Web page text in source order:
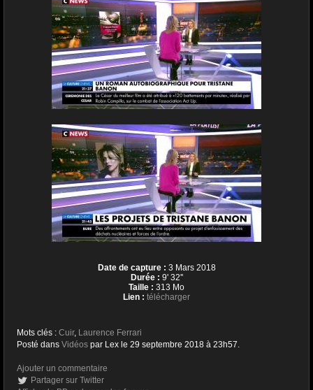
Date de capture : 3 Mars 2018
Durée : 9' 32''
Taille : 313 Mo
Lien : télécharger
Mots clés : Cuir, Laurence Ferrari
Posté dans Vidéos par Lex le 29 septembre 2018 à 23h57.
Ajouter un commentaire
Partager sur Twitter